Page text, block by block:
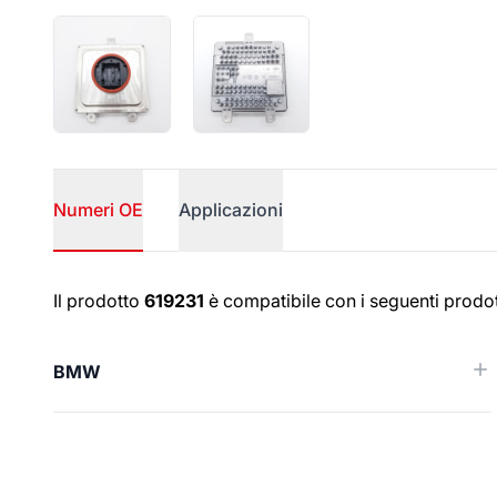
Numeri OE Applicazioni
Numeri OE
Il prodotto 619231 è compatibile con i seguenti
BMW